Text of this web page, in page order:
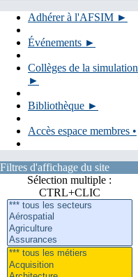
Adhérer à l'AFSIM ►
Événements ►
Collèges de la simulation
►
Bibliothèque ►
Accès espace membres •
Filtres d'affichage du site
Sélection multiple :
CTRL+CLIC